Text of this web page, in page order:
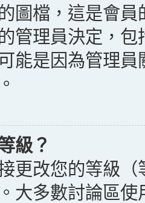
圖檔，這是會
管理員決定，
能是因為管理
級？
更改您的等級
大多數討論區